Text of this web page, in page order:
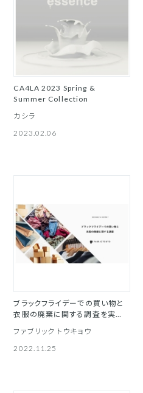
CA4LA 2023 Spring &
Summer Collection
カシラ
2023.02.06
ブラックフライデーでの買い物と
衣服の廃棄に関する調査を実施
ファブリック トウキョウ
2022.11.25